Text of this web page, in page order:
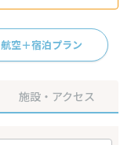
航空＋宿泊プラン
施設・アクセス